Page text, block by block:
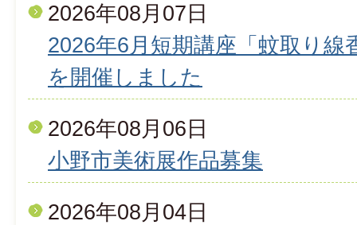
2026年08月07日
2026年6月短期講座「蚊取り
を開催しました
2026年08月06日
小野市美術展作品募集
2026年08月04日